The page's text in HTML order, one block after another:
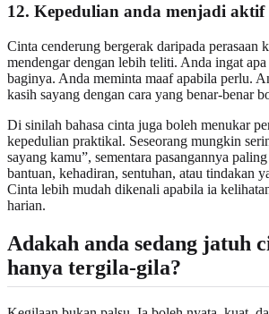
12. Kepedulian anda menjadi aktif
Cinta cenderung bergerak daripada perasaan
mendengar dengan lebih teliti. Anda ingat
baginya. Anda meminta maaf apabila perlu.
kasih sayang dengan cara yang benar-benar
Di sinilah bahasa cinta juga boleh menukar
kepedulian praktikal. Seseorang mungkin
sayang kamu”, sementara pasangannya
bantuan, kehadiran, sentuhan, atau tindakan
Cinta lebih mudah dikenali apabila ia
harian.
Adakah anda sedang jatuh
hanya tergila-gila?